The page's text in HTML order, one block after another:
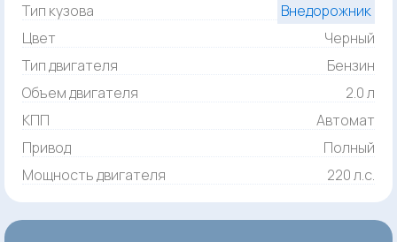
Тип кузова
Внедорожник
Цвет
Черный
Тип двигателя
Бензин
Объем двигателя
2.0 л
КПП
Автомат
Привод
Полный
Мощность двигателя
220 л.с.